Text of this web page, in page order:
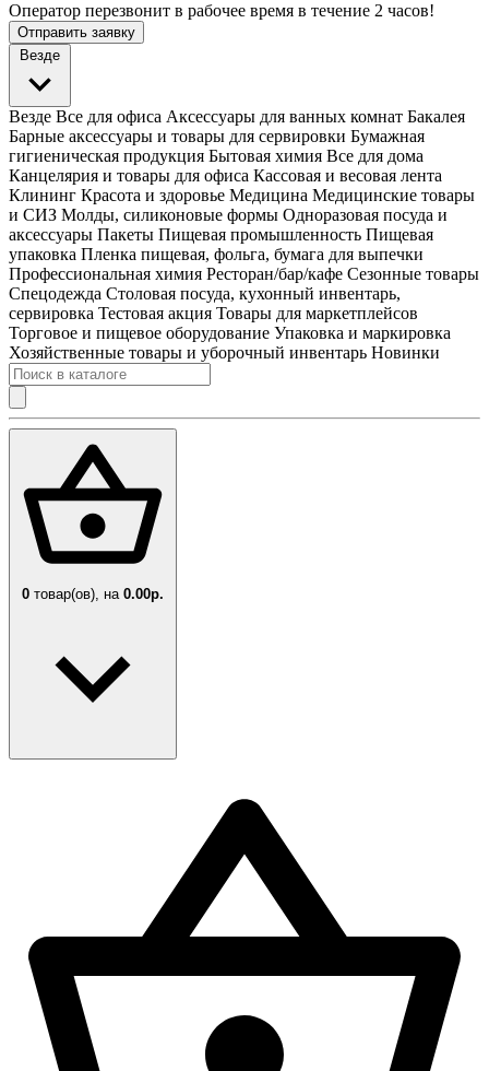
Оператор перезвонит в рабочее время в течение 2 часов!
Отправить заявку
Везде
Везде Все для офиса Аксессуары для ванных комнат Бакалея
Барные аксессуары и товары для сервировки Бумажная
гигиеническая продукция Бытовая химия Все для дома
Канцелярия и товары для офиса Кассовая и весовая лента
Клининг Красота и здоровье Медицина Медицинские товары
и СИЗ Молды, силиконовые формы Одноразовая посуда и
аксессуары Пакеты Пищевая промышленность Пищевая
упаковка Пленка пищевая, фольга, бумага для выпечки
Профессиональная химия Ресторан/бар/кафе Сезонные товары
Спецодежда Столовая посуда, кухонный инвентарь,
сервировка Тестовая акция Товары для маркетплейсов
Торговое и пищевое оборудование Упаковка и маркировка
Хозяйственные товары и уборочный инвентарь Новинки
0 товар(ов), на 0.00р.